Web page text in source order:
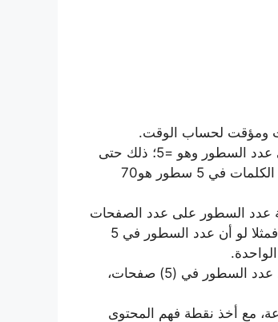
قم بحساب عدد الكلمات في 5 أسطر، ثم اقسم عدد الكلمات على عدد السطور وهو =5؛ ذلك حتى
تحصل على متوسط عدد الكلمات في كل سطر، فمثلًا اذا كان عدد الكلمات في 5 سطور هو70
ناتج قسمة عدد السطور على عدد الصفحات
وهو =5 ؛ حتى تحصل على متوسط السطور في الصفحة الواحدة. فمثلا لو أن عدد السطور في 5
ثم قم بضرب متوسط عدد الكلمات في السطر الواحد في متوسط عدد السطور في (5) صفحات،
مع أخذ نقطة فهم المحتوى